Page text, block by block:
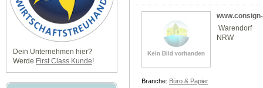
Dein Unternehmen hier?
Werde First Class Kunde!
Warendorf
NRW
Branche: Büro & Papier